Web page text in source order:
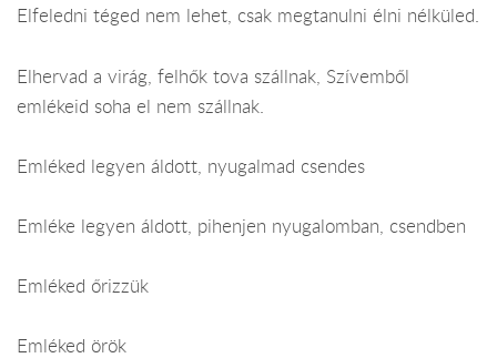
Elfeledni téged nem lehet, csak megtanulni élni nélküled.
Elhervad a virág, felhők tova szállnak, Szívemből
emlékeid soha el nem szállnak.
Emléked legyen áldott, nyugalmad csendes
Emléke legyen áldott, pihenjen nyugalomban, csendben
Emléked őrizzük
Emléked örök